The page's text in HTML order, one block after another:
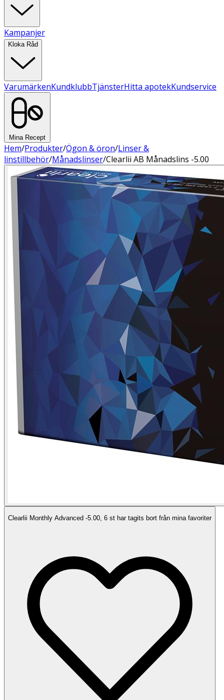
Kampanjer
Kloka Råd
VarumärkenKundklubbTjänsterHitta apotekKundservice
Mina Recept
Hem/Produkter/Ögon & öron/Linser &
linstillbehör/Månadslinser/Clearlii AB Månadslins -5.00
Clearlii Monthly Advanced -5.00, 6 st har tagits bort från mina favoriter